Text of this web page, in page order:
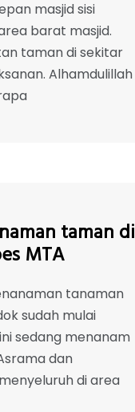
masjid sisi
barat masjid.
taman di sekitar
Alhamdulillah
taman di
MTA
tanaman
sudah mulai
sedang menanam
dan
di area